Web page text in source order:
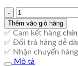
Iron
Mizuno
Ladies
JPX
Q
#6-
Thêm vào giỏ hàng
✅ Cam kết hàng
✅ Đổi trả hàng dễ
✅ Nhận chuyển
Mô tả